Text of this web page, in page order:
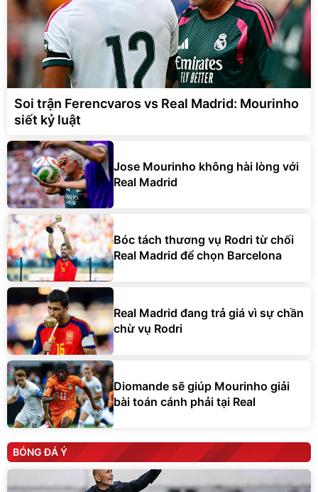
Soi trận Ferencvaros vs Real Madrid: Mourinho
siết kỷ luật
Jose Mourinho không hài lòng với
Real Madrid
Bóc tách thương vụ Rodri từ chối
Real Madrid để chọn Barcelona
Real Madrid đang trả giá vì sự chần
chừ vụ Rodri
Diomande sẽ giúp Mourinho giải
bài toán cánh phải tại Real
BÓNG ĐÁ Ý